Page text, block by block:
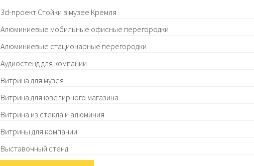
3d-проект Стойки в музее Кремля
Алюминиевые мобильные офисные перегородки
Алюминиевые стационарные перегородки
Аудиостенд для компании
Витрина для музея
Витрина для ювелирного магазина
Витрина из стекла и алюминия
Витрины для компании
Выставочный стенд